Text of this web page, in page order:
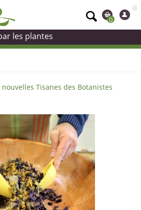
0
les plantes
nouvelles Tisanes des Botanistes